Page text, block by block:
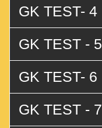
GK TEST- 4
GK TEST - 5
GK TEST- 6
GK TEST - 7